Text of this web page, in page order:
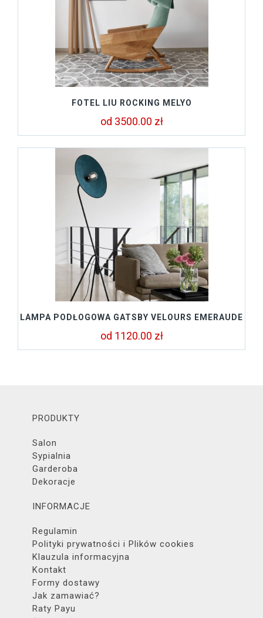
FOTEL LIU ROCKING MELYO
od 3500.00 zł
LAMPA PODŁOGOWA GATSBY VELOURS EMERAUDE
od 1120.00 zł
PRODUKTY
Salon
Sypialnia
Garderoba
Dekoracje
INFORMACJE
Regulamin
Polityki prywatności i Plików cookies
Klauzula informacyjna
Kontakt
Formy dostawy
Jak zamawiać?
Raty Payu